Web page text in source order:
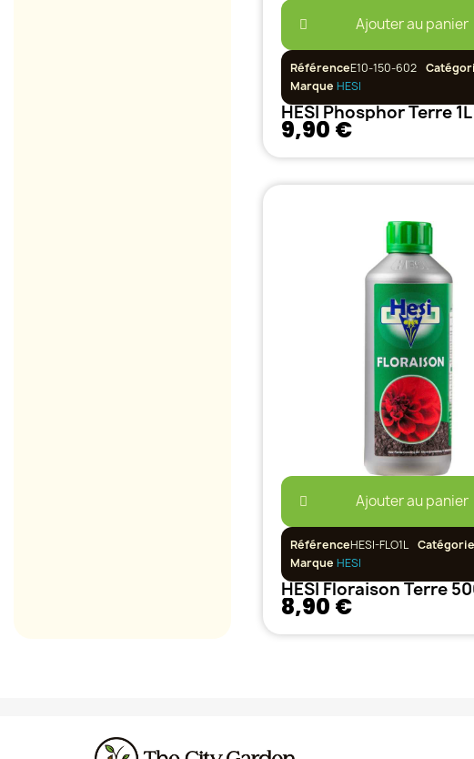
Ajouter au panier
RéférenceE10-150-602
Marque HESI
HESI Phosphor Terre 1L
9,90 €
Ajouter au panier
RéférenceHESI-FLO1L Catégorie
Marque HESI
HESI Floraison Terre
8,90 €